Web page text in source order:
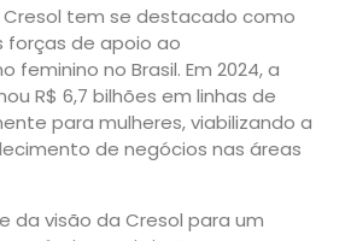
tem se destacado como
forças de apoio ao
feminino no Brasil. Em 2024, a
R$ 6,7 bilhões em linhas de
para mulheres, viabilizando a
de negócios nas áreas
da visão da Cresol para um